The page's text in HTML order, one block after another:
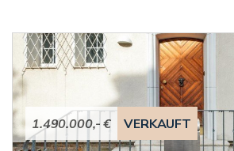
1.490.000,- € VERKAUFT